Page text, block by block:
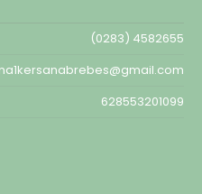
(0283) 4582655
628553201099